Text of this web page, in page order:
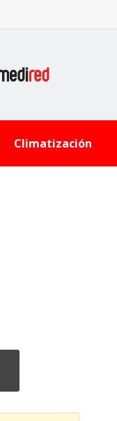
Climatización